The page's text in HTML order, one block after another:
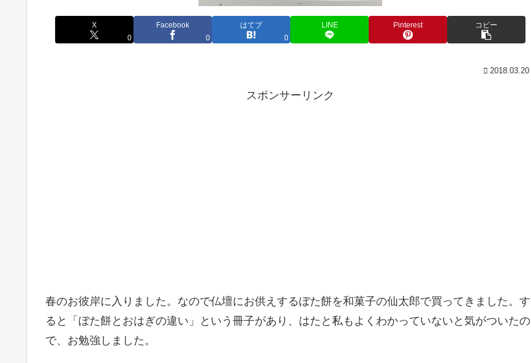
X
0
Facebook
0
はてブ
0
LINE Pinterest コピー
2018.03.20
スポンサーリンク
春のお彼岸に入りました。なので仏壇にお供えするぼた餅を和菓子の仙太郎で買ってきました。す
ると「ぼた餅とおはぎの違い」という冊子があり、はたと私もよくわかっていないと気がついたの
で、お勉強しました。